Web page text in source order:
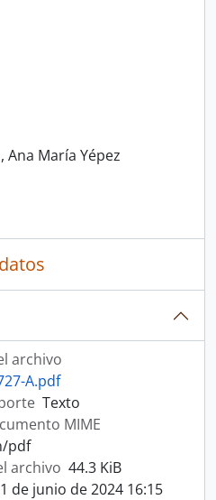
Ana María Yépez
archivo
A.pdf
Texto
MIME
pdf
archivo 44.3 KiB
de junio de 2024 16:15